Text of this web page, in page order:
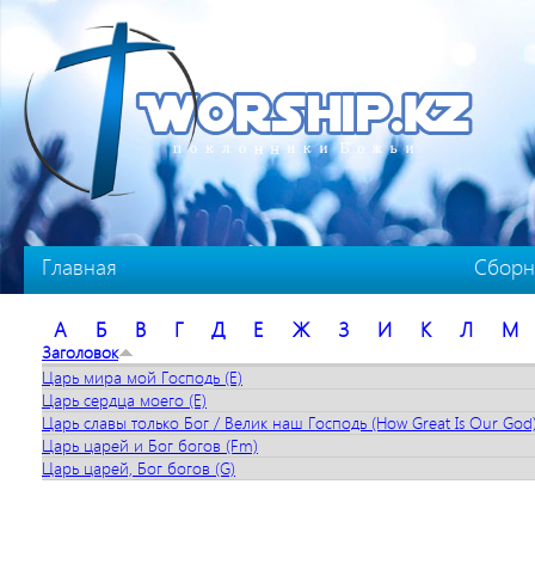
Перейти к основному содержанию
Главная
А Б В Г Д Е Ж З И К Л М
Заголовок
Царь мира мой Господь (E)
Царь сердца моего (E)
Царь славы только Бог / Велик наш Господь (How Great Is Our
Царь царей и Бог богов (Fm)
Царь царей, Бог богов (G)